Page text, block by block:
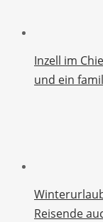
Inzell im
und ein
Reisende